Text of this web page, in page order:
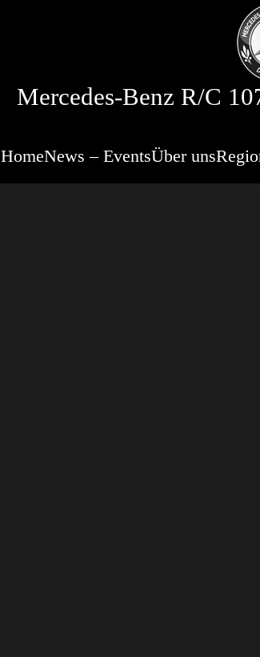
Mercedes-Benz R/C
HomeNews – EventsÜber uns